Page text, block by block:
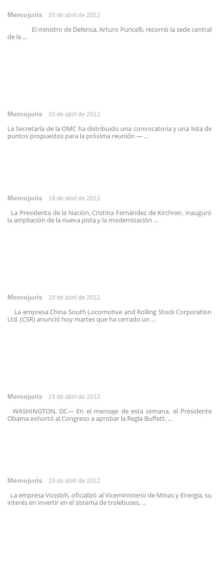
Mercojuris 20 de abril de 2012
El ministro de Defensa, Arturo Puricelli, recorrió la sede central
de la ...
Mercojuris 20 de abril de 2012
La Secretaría de la OMC ha distribuido una convocatoria y una lista de
puntos propuestos para la próxima reunión — ...
Mercojuris 19 de abril de 2012
La Presidenta de la Nación, Cristina Fernández de Kirchner, inauguró
la ampliación de la nueva pista y la modernización ...
Mercojuris 19 de abril de 2012
La empresa China South Locomotive and Rolling Stock Corporation
Ltd. (CSR) anunció hoy martes que ha cerrado un ...
Mercojuris 19 de abril de 2012
WASHINGTON, DC— En el mensaje de esta semana, el Presidente
Obama exhortó al Congreso a aprobar la Regla Buffett, ...
Mercojuris 19 de abril de 2012
La empresa Vossloh, oficializó al Viceministerio de Minas y Energía, su
interés en invertir en el sistema de trolebuses, ...